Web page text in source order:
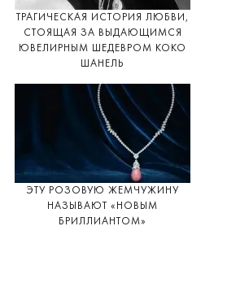
ТРАГИЧЕСКАЯ ИСТОРИЯ ЛЮБВИ,
СТОЯЩАЯ ЗА ВЫДАЮЩИМСЯ
ЮВЕЛИРНЫМ ШЕДЕВРОМ КОКО
ШАНЕЛЬ
ЭТУ РОЗОВУЮ ЖЕМЧУЖИНУ
НАЗЫВАЮТ «НОВЫМ
БРИЛЛИАНТОМ»